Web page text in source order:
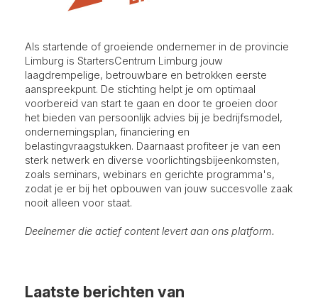
Als startende of groeiende ondernemer in de provincie
Limburg is StartersCentrum Limburg jouw
laagdrempelige, betrouwbare en betrokken eerste
aanspreekpunt. De stichting helpt je om optimaal
voorbereid van start te gaan en door te groeien door
het bieden van persoonlijk advies bij je bedrijfsmodel,
ondernemingsplan, financiering en
belastingvraagstukken. Daarnaast profiteer je van een
sterk netwerk en diverse voorlichtingsbijeenkomsten,
zoals seminars, webinars en gerichte programma's,
zodat je er bij het opbouwen van jouw succesvolle zaak
nooit alleen voor staat.
Deelnemer die actief content levert aan ons platform.
Laatste berichten van